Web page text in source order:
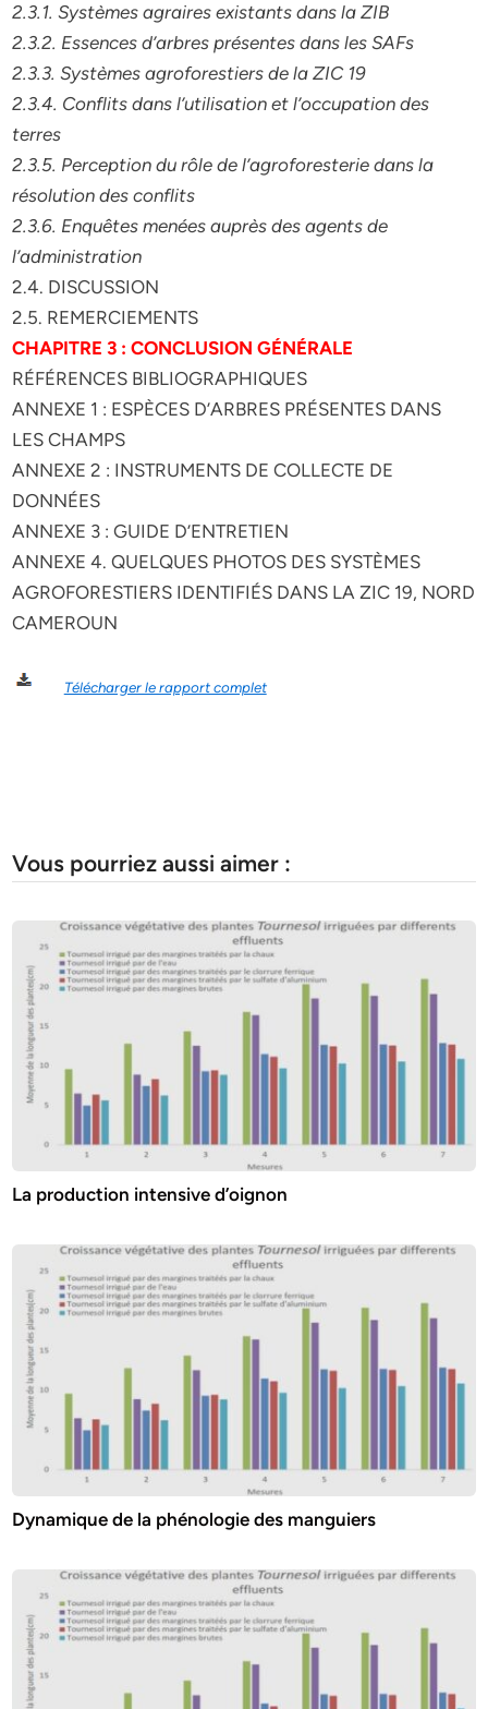
2.3.1. Systèmes agraires existants dans la ZIB
2.3.2. Essences d’arbres présentes dans les SAFs
2.3.3. Systèmes agroforestiers de la ZIC 19
2.3.4. Conflits dans l’utilisation et l’occupation des
terres
2.3.5. Perception du rôle de l’agroforesterie dans la
résolution des conflits
2.3.6. Enquêtes menées auprès des agents de
l’administration
2.4. DISCUSSION
2.5. REMERCIEMENTS
CHAPITRE 3 : CONCLUSION GÉNÉRALE
RÉFÉRENCES BIBLIOGRAPHIQUES
ANNEXE 1 : ESPÈCES D’ARBRES PRÉSENTES DANS
LES CHAMPS
ANNEXE 2 : INSTRUMENTS DE COLLECTE DE
DONNÉES
ANNEXE 3 : GUIDE D’ENTRETIEN
ANNEXE 4. QUELQUES PHOTOS DES SYSTÈMES
AGROFORESTIERS IDENTIFIÉS DANS LA ZIC 19, NORD
CAMEROUN
Télécharger le rapport complet
Vous pourriez aussi aimer :
La production intensive d’oignon
Dynamique de la phénologie des manguiers